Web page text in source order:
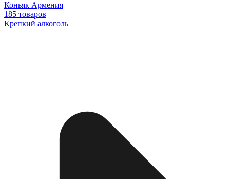
Коньяк Армения
185 товаров
Крепкий алкоголь